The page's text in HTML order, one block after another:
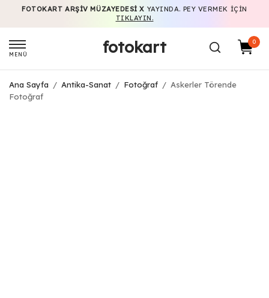
FOTOKART ARŞIV MÜZAYEDESI X YAYINDA. PEY VERMEK IÇIN
TIKLAYIN.
MENÜ fotokart 0
Ana Sayfa / Antika-Sanat / Fotoğraf / Askerler Törende
Fotoğraf